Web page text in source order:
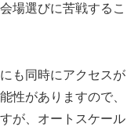
場選びに苦戦するこ
も同時にアクセスが
性がありますので、
が、オートスケール